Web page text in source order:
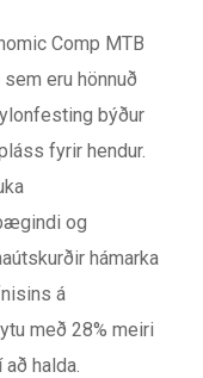
Comp MTB
eru hönnuð
býður
fyrir hendur.
og
hámarka
á
með 28% meiri
halda.